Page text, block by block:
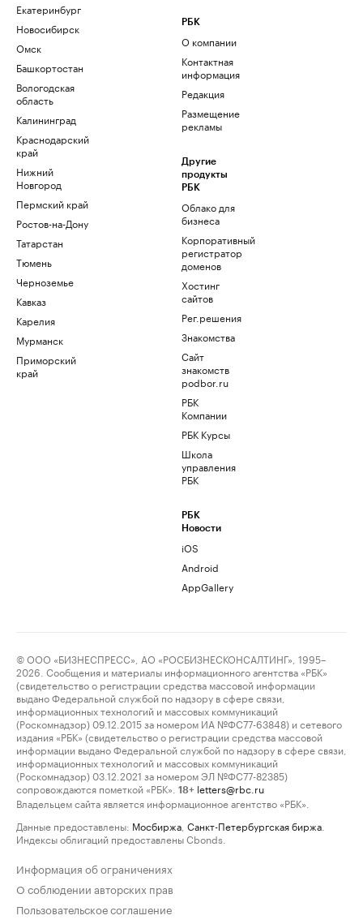
Екатеринбург
Новосибирск
Омск
Башкортостан
Вологодская
область
Калининград
Краснодарский
край
Нижний
Новгород
Пермский край
Ростов-на-Дону
Татарстан
Тюмень
Черноземье
Кавказ
Карелия
Мурманск
Приморский
край
РБК
О компании
Контактная
информация
Редакция
Размещение
рекламы
Другие
продукты
РБК
Облако для
бизнеса
Корпоративный
регистратор
доменов
Хостинг
сайтов
Рег.решения
Знакомства
Сайт
знакомств
podbor.ru
РБК
Компании
РБК Курсы
Школа
управления
РБК
РБК
Новости
iOS
Android
AppGallery
© ООО «БИЗНЕСПРЕСС», АО «РОСБИЗНЕСКОНСАЛТИНГ», 1995–
2026. Сообщения и материалы информационного агентства «РБК»
(свидетельство о регистрации средства массовой информации
выдано Федеральной службой по надзору в сфере связи,
информационных технологий и массовых коммуникаций
(Роскомнадзор) 09.12.2015 за номером ИА №ФС77-63848) и сетевого
издания «РБК» (свидетельство о регистрации средства массовой
информации выдано Федеральной службой по надзору в сфере связи,
информационных технологий и массовых коммуникаций
(Роскомнадзор) 03.12.2021 за номером ЭЛ №ФС77-82385)
сопровождаются пометкой «РБК».
18+ letters@rbc.ru
Владельцем сайта является информационное агентство «РБК».
Данные предоставлены: Мосбиржа Санкт-Петербургская биржа
Индексы облигаций предоставлены Cbonds.
Информация об ограничениях
О соблюдении авторских прав
Пользовательское соглашение